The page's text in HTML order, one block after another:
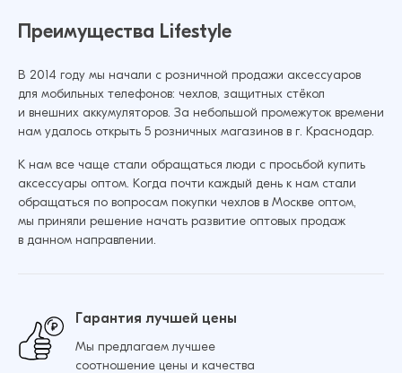
Преимущества Lifestyle
В 2014 году мы начали с розничной продажи аксессуаров
для мобильных телефонов: чехлов, защитных стёкол
и внешних аккумуляторов. За небольшой промежуток времени
нам удалось открыть 5 розничных магазинов в г. Краснодар.
К нам все чаще стали обращаться люди с просьбой купить
аксессуары оптом. Когда почти каждый день к нам стали
обращаться по вопросам покупки чехлов в Москве оптом,
мы приняли решение начать развитие оптовых продаж
в данном направлении.
Гарантия лучшей цены
Мы предлагаем лучшее
соотношение цены и качества